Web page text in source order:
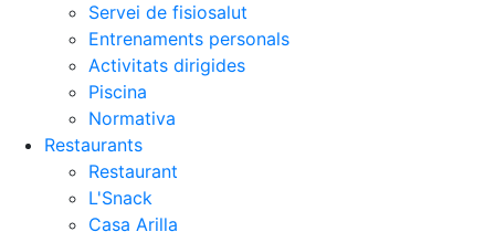
Servei de fisiosalut
Entrenaments personals
Activitats dirigides
Piscina
Normativa
Restaurants
Restaurant
L'Snack
Casa Arilla